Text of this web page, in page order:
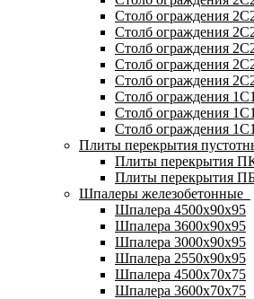
Столб ограждения
Столб ограждения
Столб ограждения
Столб ограждения
Столб ограждения
Столб ограждения
Столб ограждения
Столб ограждения
Плиты перекрытия
Плиты перекрытия
Плиты перекрытия
Шпалеры железобетонные
Шпалера 4500х90х95
Шпалера 3600х90х95
Шпалера 3000х90х95
Шпалера 2550х90х95
Шпалера 4500х70х75
Шпалера 3600х70х75